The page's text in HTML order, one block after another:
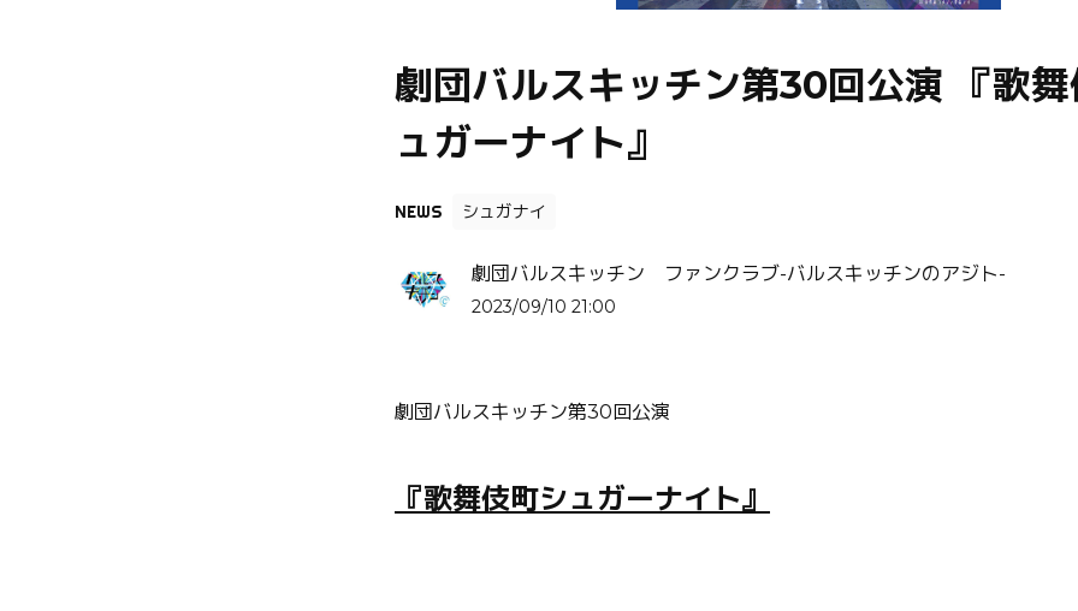
劇団バルスキッチン第30回公演 『歌舞
ュガーナイト』
NEWS シュガナイ
劇団バルスキッチン ファンクラブ-バルスキッチンのアジト-
2023/09/10 21:00
劇団バルスキッチン第30回公演
『歌舞伎町シュガーナイト』